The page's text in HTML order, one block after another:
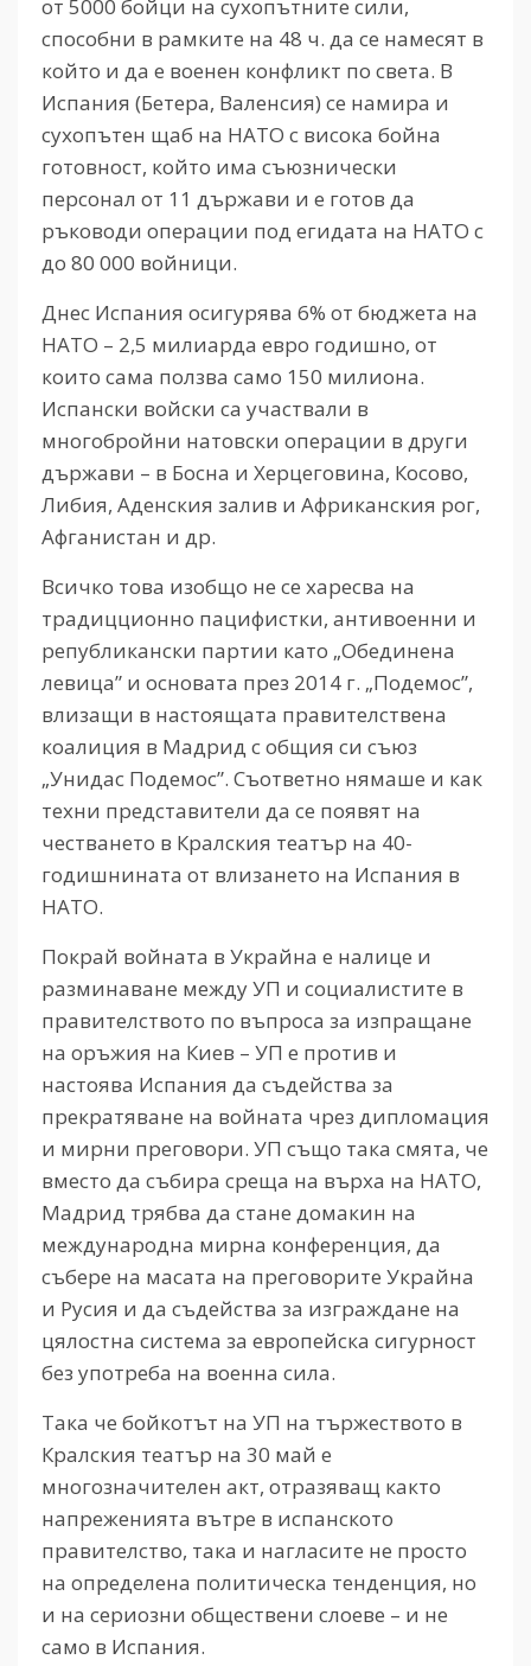
от 5000 бойци на сухопътните сили,
способни в рамките на 48 ч. да се намесят в
който и да е военен конфликт по света. В
Испания (Бетера, Валенсия) се намира и
сухопътен щаб на НАТО с висока бойна
готовност, който има съюзнически
персонал от 11 държави и е готов да
ръководи операции под егидата на НАТО с
до 80 000 войници.
Днес Испания осигурява 6% от бюджета на
НАТО – 2,5 милиарда евро годишно, от
които сама ползва само 150 милиона.
Испански войски са участвали в
многобройни натовски операции в други
държави – в Босна и Херцеговина, Косово,
Либия, Аденския залив и Африканския рог,
Афганистан и др.
Всичко това изобщо не се харесва на
традицционно пацифистки, антивоенни и
републикански партии като „Обединена
левица” и основата през 2014 г. „Подемос”,
влизащи в настоящата правителствена
коалиция в Мадрид с общия си съюз
„Унидас Подемос”. Съответно нямаше и как
техни представители да се появят на
честването в Кралския театър на 40-
годишнината от влизането на Испания в
НАТО.
Покрай войната в Украйна е налице и
разминаване между УП и социалистите в
правителството по въпроса за изпращане
на оръжия на Киев – УП е против и
настоява Испания да съдейства за
прекратяване на войната чрез дипломация
и мирни преговори. УП също така смята, че
вместо да събира среща на върха на НАТО,
Мадрид трябва да стане домакин на
международна мирна конференция, да
събере на масата на преговорите Украйна
и Русия и да съдейства за изграждане на
цялостна система за европейска сигурност
без употреба на военна сила.
Така че бойкотът на УП на тържеството в
Кралския театър на 30 май е
многозначителен акт, отразяващ както
напреженията вътре в испанското
правителство, така и нагласите не просто
на определена политическа тенденция, но
и на сериозни обществени слоеве – и не
само в Испания.